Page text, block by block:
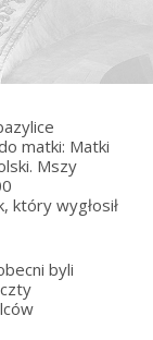
matki: Matki
Mszy
który wygłosił
byli